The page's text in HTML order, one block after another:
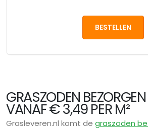
BESTELLEN
GRASZODEN
VANAF € 3,49 PER M²
Grasleveren.nl komt de graszoden